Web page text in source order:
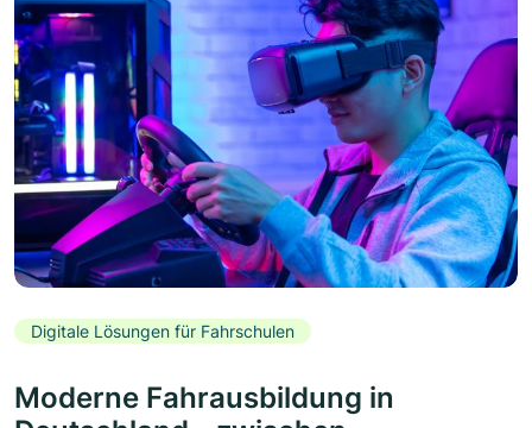
Digitale Lösungen für Fahrschulen
Moderne Fahrausbildung in